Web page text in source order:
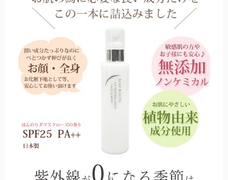
自動開閉
ワンタッチで瞬時に開閉可能。
メンズ
男性にもお使いいただきやすい大きなサイズとシンプルなデザイン。
手袋
指先までカバーする特殊な縫製で実現した100%遮光手袋。
カーテン
社内やちょっとした小窓で遮光するカーテン。
UVカット手袋
柔らかな薄手の生地で、スマホ操作や作業がしやすい手袋。
鯖江製オリジナルサングラス
眼鏡の聖地と言われている鯖江製の上質なサングラス。